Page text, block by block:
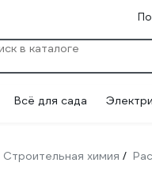
Всё для сада
Строительная химия /